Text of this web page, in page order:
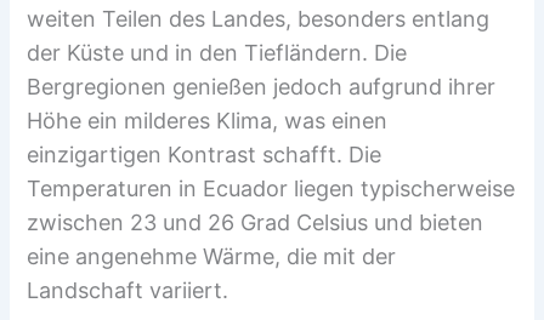
weiten Teilen des Landes, besonders entlang
der Küste und in den Tiefländern. Die
Bergregionen genießen jedoch aufgrund ihrer
Höhe ein milderes Klima, was einen
einzigartigen Kontrast schafft. Die
Temperaturen in Ecuador liegen typischerweise
zwischen 23 und 26 Grad Celsius und bieten
eine angenehme Wärme, die mit der
Landschaft variiert.